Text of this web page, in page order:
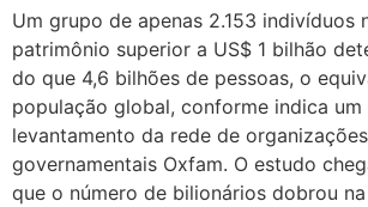
Um grupo de apenas 2.153 indivíduos
patrimônio superior a US$ 1 bilhão
do que 4,6 bilhões de pessoas, o
população global, conforme indica um
levantamento da rede de
governamentais Oxfam. O estudo
que o número de bilionários dobrou